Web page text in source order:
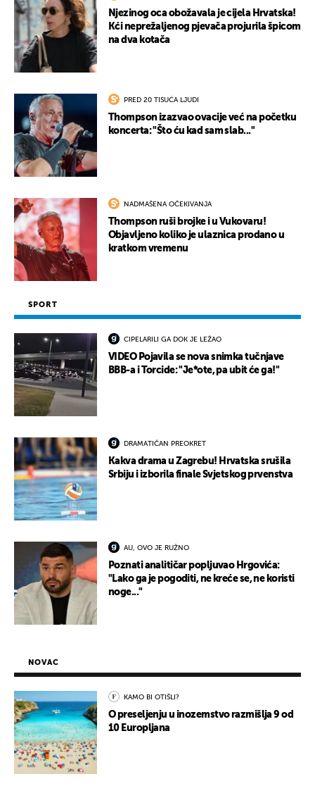
Njezinog oca obožavala je cijela Hrvatska!
Kći neprežaljenog pjevača projurila špicom
na dva kotača
PRED 20 TISUĆA LJUDI
Thompson izazvao ovacije već na početku
koncerta: "Što ću kad sam slab..."
NADMAŠENA OČEKIVANJA
Thompson ruši brojke i u Vukovaru!
Objavljeno koliko je ulaznica prodano u
kratkom vremenu
SPORT
CIPELARILI GA DOK JE LEŽAO
VIDEO Pojavila se nova snimka tučnjave
BBB-a i Torcide: "Je*ote, pa ubit će ga!"
DRAMATIČAN PREOKRET
Kakva drama u Zagrebu! Hrvatska srušila
Srbiju i izborila finale Svjetskog prvenstva
AU, OVO JE RUŽNO
Poznati analitičar popljuvao Hrgovića:
"Lako ga je pogoditi, ne kreće se, ne koristi
noge..."
NOVAC
KAMO BI OTIŠLI?
O preseljenju u inozemstvo razmišlja 9 od
10 Europljana